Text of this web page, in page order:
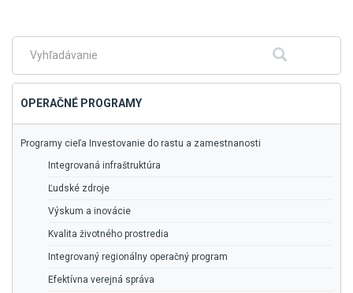
hlavné
menu
Fulltextové
Hľadať
OPERAČNÉ PROGRAMY
Programy cieľa Investovanie do rastu a zamestnanosti
Integrovaná infraštruktúra
Ľudské zdroje
Výskum a inovácie
Kvalita životného prostredia
Integrovaný regionálny operačný program
Efektívna verejná správa